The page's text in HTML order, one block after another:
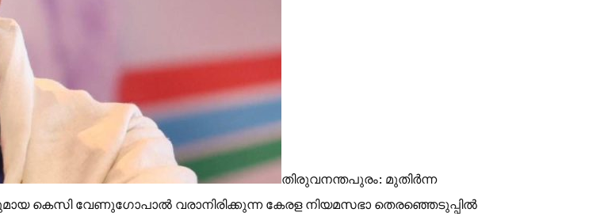
തിരുവനന്തപുരം: മുതിർന്ന
വേണുഗോപാൽ വരാനിരിക്കുന്ന കേരള നിയമസഭാ തെരഞ്ഞെടുപ്പിൽ